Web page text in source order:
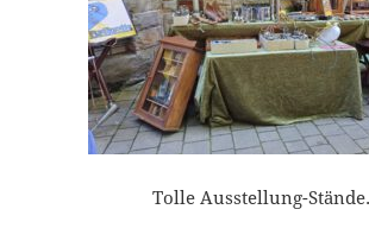
Tolle Ausstellung-